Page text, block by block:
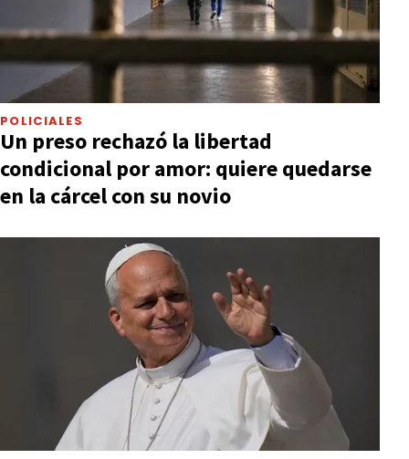
POLICIALES
Un preso rechazó la libertad
condicional por amor: quiere quedarse
en la cárcel con su novio